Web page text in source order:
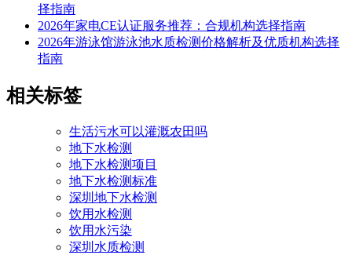
择指南
2026年家电CE认证服务推荐：合规机构选择指南
2026年游泳馆游泳池水质检测价格解析及优质机构选择
指南
相关标签
生活污水可以灌溉农田吗
地下水检测
地下水检测项目
地下水检测标准
深圳地下水检测
饮用水检测
饮用水污染
深圳水质检测